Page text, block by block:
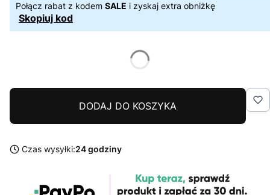
Połącz rabat z kodem SALE i zyskaj extra obniżkę
Skopiuj kod
DODAJ DO KOSZYKA
Czas wysyłki:24 godziny